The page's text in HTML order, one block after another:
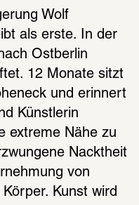
Wolf
als erste. In der
Ostberlin
12 Monate sitzt
und erinnert
Künstlerin
extreme Nähe zu
Nacktheit
von
Kunst wird